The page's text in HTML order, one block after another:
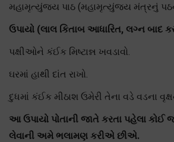
મહામૃત્યુંજય પાઠ (મહામૃત્યુંજય મંત્રનું
ઉપાયો (લાલ કિતાબ આધારિત, લગ્ન બાદ
પક્ષીઓને કંઈક મિષ્ટાન્ન ખવડાવો.
ઘરમાં હાથી દાંત રાખો.
દુધમાં કંઈક મીઠાશ ઉમેરી તેના વડે વડના
આ ઉપાયો પોતાની જાતે કરતા પહેલા કોઈ
લેવાની અમે ભલામણ કરીએ છીએ.